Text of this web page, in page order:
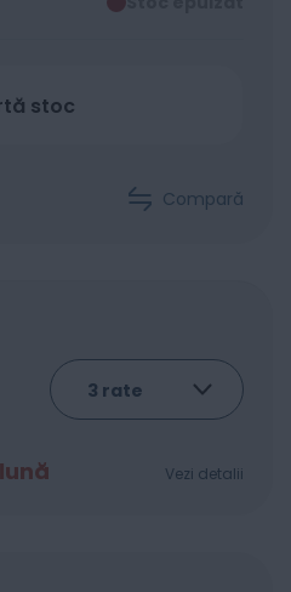
stoc
Compară
Vezi detalii